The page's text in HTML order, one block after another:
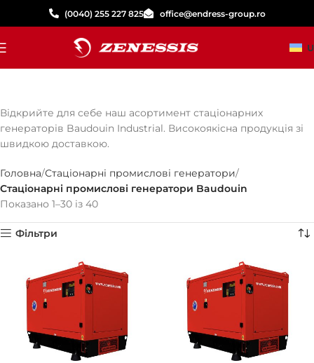
(0040) 255 227 825 office@endress-group.ro
Відкрийте для себе наш асортимент стаціонарних
генераторів Baudouin Industrial. Високоякісна продукція зі
швидкою доставкою.
Головна Стаціонарні промислові генератори
Стаціонарні промислові генератори Baudouin
Показано 1–30 із 40
Фільтри